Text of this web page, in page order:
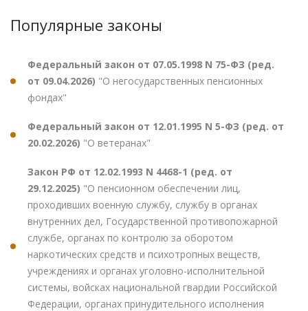
Популярные законы
Федеральный закон от 07.05.1998 N 75-ФЗ (ред.
от 09.04.2026) "О негосударственных пенсионных
фондах"
Федеральный закон от 12.01.1995 N 5-ФЗ (ред. от
20.02.2026) "О ветеранах"
Закон РФ от 12.02.1993 N 4468-1 (ред. от
29.12.2025) "О пенсионном обеспечении лиц,
проходивших военную службу, службу в органах
внутренних дел, Государственной противопожарной
службе, органах по контролю за оборотом
наркотических средств и психотропных веществ,
учреждениях и органах уголовно-исполнительной
системы, войсках национальной гвардии Российской
Федерации, органах принудительного исполнения